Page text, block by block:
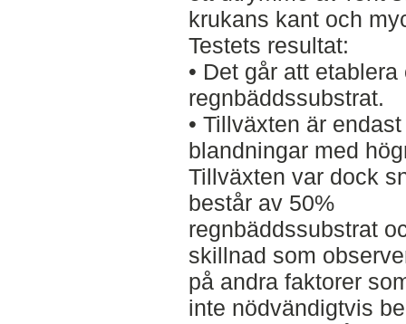
krukans kant och
Testets resultat:
• Det går att
regnbäddssubstrat.
• Tillväxten är
blandningar med
Tillväxten var dock
består av 50%
regnbäddssubstrat
skillnad som
på andra faktorer
inte nödvändigtvis